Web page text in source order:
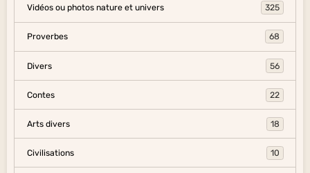
Vidéos ou photos nature et univers 325
Proverbes 68
Divers 56
Contes 22
Arts divers 18
Civilisations 10